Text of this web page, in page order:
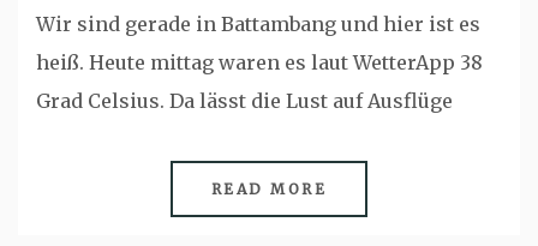
Wir sind gerade in Battambang und hier ist es
heiß. Heute mittag waren es laut WetterApp 38
Grad Celsius. Da lässt die Lust auf Ausflüge
READ MORE